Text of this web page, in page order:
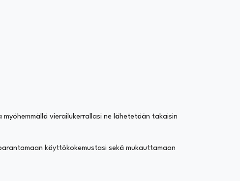
vierailukerrallasi ne lähetetään takaisin
käyttökokemustasi sekä mukauttamaan